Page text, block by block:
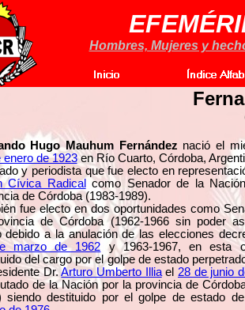
Hombres, Mujeres y
Hugo Mauhum Fernández nació el
enero de 1923en Río Cuarto, Córdoba,
y periodista que fue electo en
Cívica Radical
como Senador de la
de Córdoba (1983-1989).
fue electo en dos oportunidades como
de Córdoba (1962-1966 sin poder
debido a la anulación de las elecciones
marzo de 1962 y 1963-1967, en esta
del cargo por el golpe de estado
Dr.Arturo Umberto Illiael 28 de junio
de la Nación por la provincia de
siendo destituido por el golpe de estado